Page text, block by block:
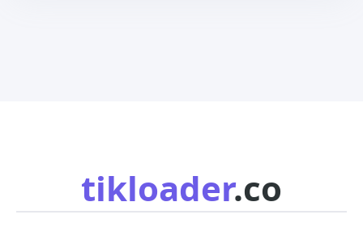
tikloader.co